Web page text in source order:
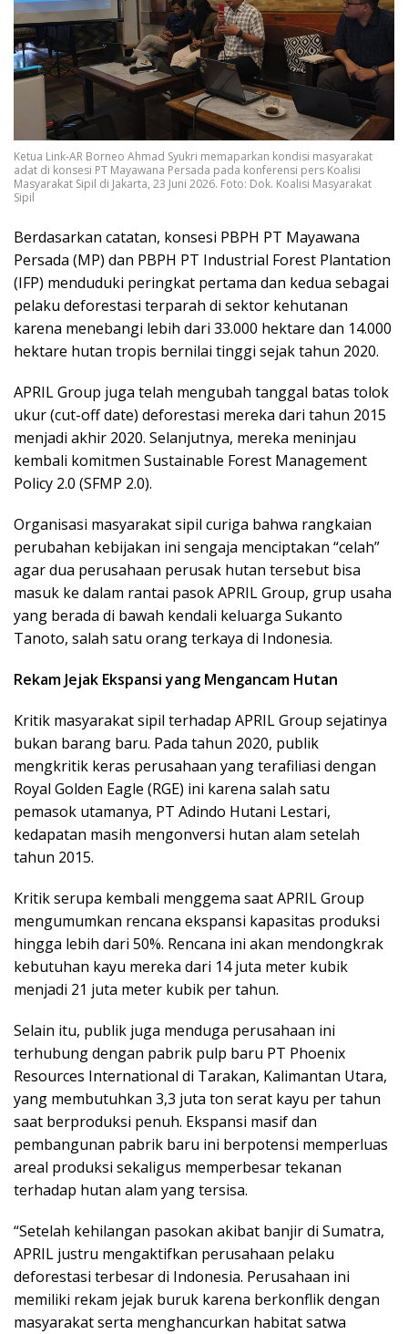
Ketua Link-AR Borneo Ahmad Syukri memaparkan kondisi masyarakat
adat di konsesi PT Mayawana Persada pada konferensi pers Koalisi
Masyarakat Sipil di Jakarta, 23 Juni 2026. Foto: Dok. Koalisi Masyarakat
Sipil
Berdasarkan catatan, konsesi PBPH PT Mayawana
Persada (MP) dan PBPH PT Industrial Forest Plantation
(IFP) menduduki peringkat pertama dan kedua sebagai
pelaku deforestasi terparah di sektor kehutanan
karena menebangi lebih dari 33.000 hektare dan 14.000
hektare hutan tropis bernilai tinggi sejak tahun 2020.
APRIL Group juga telah mengubah tanggal batas tolok
ukur (cut-off date) deforestasi mereka dari tahun 2015
menjadi akhir 2020. Selanjutnya, mereka meninjau
kembali komitmen Sustainable Forest Management
Policy 2.0 (SFMP 2.0).
Organisasi masyarakat sipil curiga bahwa rangkaian
perubahan kebijakan ini sengaja menciptakan “celah”
agar dua perusahaan perusak hutan tersebut bisa
masuk ke dalam rantai pasok APRIL Group, grup usaha
yang berada di bawah kendali keluarga Sukanto
Tanoto, salah satu orang terkaya di Indonesia.
Rekam Jejak Ekspansi yang Mengancam Hutan
Kritik masyarakat sipil terhadap APRIL Group sejatinya
bukan barang baru. Pada tahun 2020, publik
mengkritik keras perusahaan yang terafiliasi dengan
Royal Golden Eagle (RGE) ini karena salah satu
pemasok utamanya, PT Adindo Hutani Lestari,
kedapatan masih mengonversi hutan alam setelah
tahun 2015.
Kritik serupa kembali menggema saat APRIL Group
mengumumkan rencana ekspansi kapasitas produksi
hingga lebih dari 50%. Rencana ini akan mendongkrak
kebutuhan kayu mereka dari 14 juta meter kubik
menjadi 21 juta meter kubik per tahun.
Selain itu, publik juga menduga perusahaan ini
terhubung dengan pabrik pulp baru PT Phoenix
Resources International di Tarakan, Kalimantan Utara,
yang membutuhkan 3,3 juta ton serat kayu per tahun
saat berproduksi penuh. Ekspansi masif dan
pembangunan pabrik baru ini berpotensi memperluas
areal produksi sekaligus memperbesar tekanan
terhadap hutan alam yang tersisa.
“Setelah kehilangan pasokan akibat banjir di Sumatra,
APRIL justru mengaktifkan perusahaan pelaku
deforestasi terbesar di Indonesia. Perusahaan ini
memiliki rekam jejak buruk karena berkonflik dengan
masyarakat serta menghancurkan habitat satwa